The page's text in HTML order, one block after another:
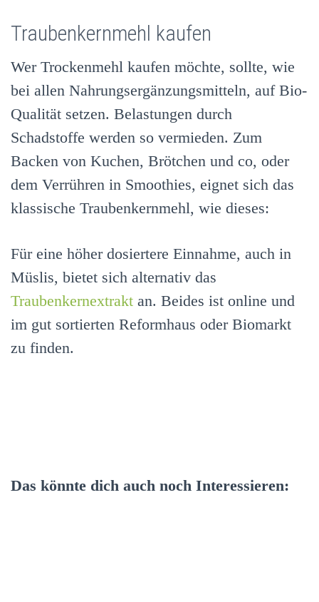
Traubenkernmehl kaufen
Wer Trockenmehl kaufen möchte, sollte, wie
bei allen Nahrungsergänzungsmitteln, auf Bio-
Qualität setzen. Belastungen durch
Schadstoffe werden so vermieden. Zum
Backen von Kuchen, Brötchen und co, oder
dem Verrühren in Smoothies, eignet sich das
klassische Traubenkernmehl, wie dieses:
Für eine höher dosiertere Einnahme, auch in
Müslis, bietet sich alternativ das
Traubenkernextrakt an. Beides ist online und
im gut sortierten Reformhaus oder Biomarkt
zu finden.
Das könnte dich auch noch Interessieren: